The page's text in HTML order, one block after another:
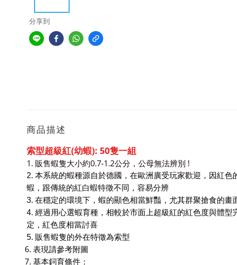
分享到
商品描述
索型超級紅(幼蝦): 50隻一組
1. 販售蝦隻大小約0.7-1.2公分，公母無法辨別 !
2. 本系統的蝦種源自於德國，在歐洲廣受玩家歡迎，因紅
蝦，跟傳統的紅白蝦特徵不同，容易分辨
3. 在穩定的環境下，蝦的顯色相當鮮豔，尤其群聚搶食的畫
4. 經過用心選蝦育種，相較於市面上超級紅的紅色度與體
定，紅色度相當討喜
5. 販售蝦隻的外在特徵為索型
6. 表現請參考附圖
7. 基本鉰育條件：